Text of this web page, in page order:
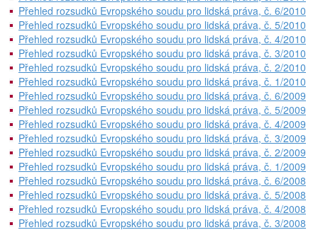
Přehled rozsudků Evropského soudu pro lidská práva, č. 6/2010
Přehled rozsudků Evropského soudu pro lidská práva, č. 5/2010
Přehled rozsudků Evropského soudu pro lidská práva, č. 4/2010
Přehled rozsudků Evropského soudu pro lidská práva, č. 3/2010
Přehled rozsudků Evropského soudu pro lidská práva, č. 2/2010
Přehled rozsudků Evropského soudu pro lidská práva, č. 1/2010
Přehled rozsudků Evropského soudu pro lidská práva, č. 6/2009
Přehled rozsudků Evropského soudu pro lidská práva, č. 5/2009
Přehled rozsudků Evropského soudu pro lidská práva, č. 4/2009
Přehled rozsudků Evropského soudu pro lidská práva, č. 3/2009
Přehled rozsudků Evropského soudu pro lidská práva, č. 2/2009
Přehled rozsudků Evropského soudu pro lidská práva, č. 1/2009
Přehled rozsudků Evropského soudu pro lidská práva, č. 6/2008
Přehled rozsudků Evropského soudu pro lidská práva, č. 5/2008
Přehled rozsudků Evropského soudu pro lidská práva, č. 4/2008
Přehled rozsudků Evropského soudu pro lidská práva, č. 3/2008